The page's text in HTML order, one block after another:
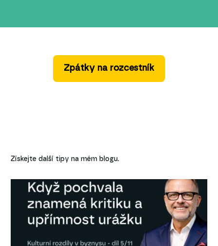
Zpátky na rozcestník
Získejte další tipy na mém blogu.